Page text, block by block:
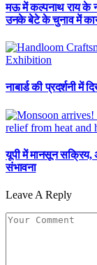
मऊ में कल्पनाथ राय के
उनके बेटे के चुनाव में
नाबार्ड की प्रदर्शनी में
यूपी में मानसून सक्रिय,
संभावना
Leave A Reply